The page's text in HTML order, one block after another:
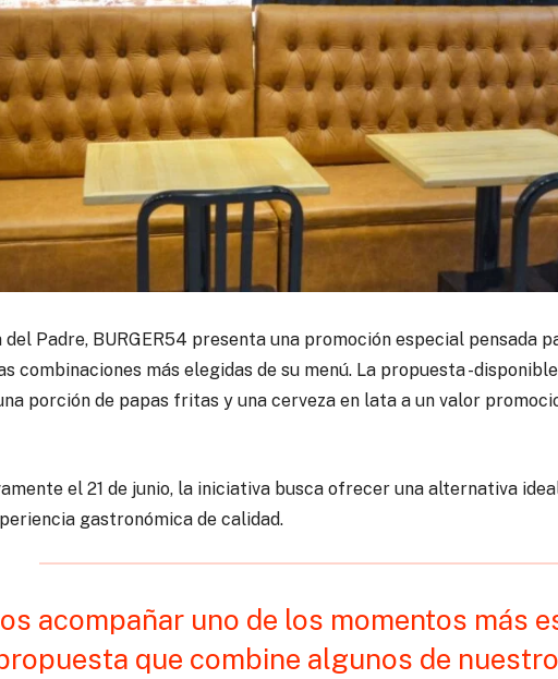
del Padre, BURGER54 presenta una promoción especial pensada
combinaciones más elegidas de su menú. La propuesta -
porción de papas fritas y una cerveza en lata a un valor
el 21 de junio, la iniciativa busca ofrecer una alternativa
gastronómica de calidad.
acompañar uno de los momentos más
que combine algunos de